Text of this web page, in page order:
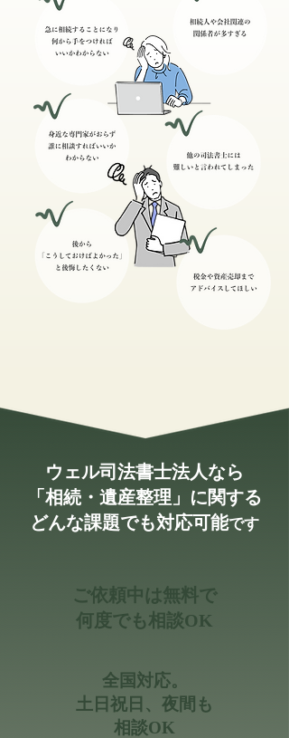
ウェル司法書士法人なら
「相続・遺産整理」に関する
どんな課題でも対応可能です
ご依頼中は無料で
何度でも相談OK
全国対応。
土日祝日、夜間も
相談OK